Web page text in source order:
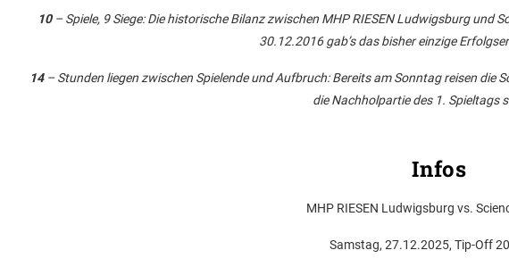
10 – Spiele, 9 Siege: Die historische Bilanz zwischen MHP RIESEN Ludwigsburg und
30.12.2016 gab’s das bisher einzige
14 – Stunden liegen zwischen Spielende und Aufbruch: Bereits am Sonntag reisen
die Nachholpartie des 1. Spieltags
Infos
MHP RIESEN Ludwigsburg vs.
Samstag, 27.12.2025, Tip-Off